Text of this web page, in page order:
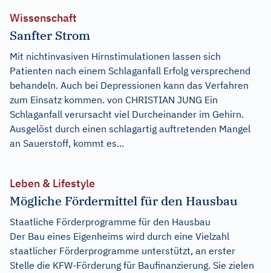
Wissenschaft
Sanfter Strom
Mit nichtinvasiven Hirnstimulationen lassen sich
Patienten nach einem Schlaganfall Erfolg versprechend
behandeln. Auch bei Depressionen kann das Verfahren
zum Einsatz kommen. von CHRISTIAN JUNG Ein
Schlaganfall verursacht viel Durcheinander im Gehirn.
Ausgelöst durch einen schlagartig auftretenden Mangel
an Sauerstoff, kommt es...
Leben & Lifestyle
Mögliche Fördermittel für den Hausbau
Staatliche Förderprogramme für den Hausbau
Der Bau eines Eigenheims wird durch eine Vielzahl
staatlicher Förderprogramme unterstützt, an erster
Stelle die KFW-Förderung für Baufinanzierung. Sie zielen